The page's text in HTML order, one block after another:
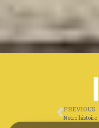
PREVIOUS
Notre histoire